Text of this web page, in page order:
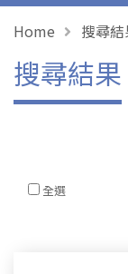
Home 搜尋
搜尋結果
全選